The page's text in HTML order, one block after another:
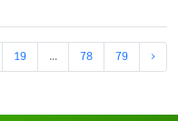
19 ... 78 79 ›